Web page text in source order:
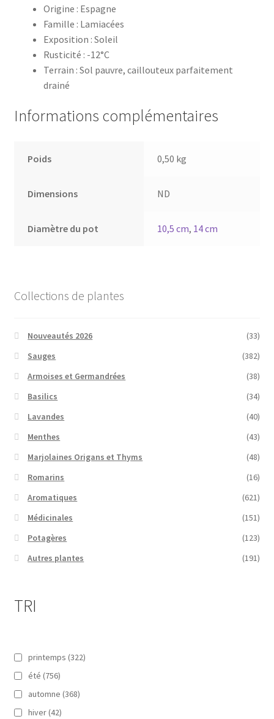
Origine : Espagne
Famille : Lamiacées
Exposition : Soleil
Rusticité : -12°C
Terrain : Sol pauvre, caillouteux parfaitement
drainé
Informations complémentaires
Poids 0,50 kg
Dimensions ND
Diamètre du pot 10,5 cm, 14 cm
Collections de plantes
Nouveautés 2026
(33)
Sauges
(382)
Armoises et Germandrées
(38)
Basilics
(34)
Lavandes
(40)
Menthes
(43)
Marjolaines Origans et Thyms
(48)
Romarins
(16)
Aromatiques
(621)
Médicinales
(151)
Potagères
(123)
Autres plantes
(191)
TRI
printemps (322)
été (756)
automne (368)
hiver (42)